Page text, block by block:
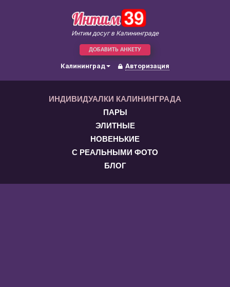
Интим досуг в Калининграде
ДОБАВИТЬ АНКЕТУ
Калининград Авторизация
ИНДИВИДУАЛКИ КАЛИНИНГРАДА
ПАРЫ
ЭЛИТНЫЕ
НОВЕНЬКИЕ
С РЕАЛЬНЫМИ ФОТО
БЛОГ